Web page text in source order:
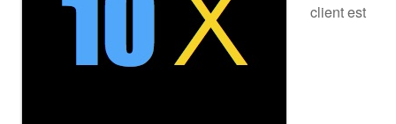
client est